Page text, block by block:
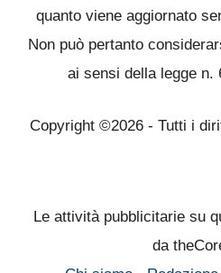
quanto viene aggiornato
Non può pertanto
ai sensi della legge n.
Copyright ©2026 - Tutti i
Le attività pubblicitarie su
da